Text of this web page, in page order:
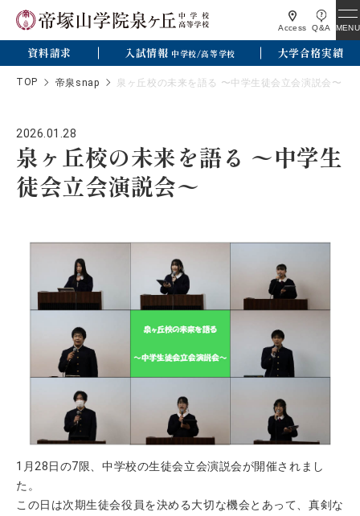
Access Q&A MENU
資料請求 入試情報 中学校/高等学校 大学合格実績
TOP 帝泉snap 泉ヶ丘校の未来を語る 〜中学生徒会立会演説会〜
2026.01.28
泉ヶ丘校の未来を語る 〜中学生
徒会立会演説会〜
1月28日の7限、中学校の生徒会立会演説会が開催されまし
た。
この日は次期生徒会役員を決める大切な機会とあって、真剣な